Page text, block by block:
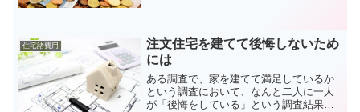
た。今現在ではこの頭金の相場...
住宅諸費用
注文住宅を建てて後悔しないため
には
ある調査で、家を建てて満足しているか
という調査において、なんと二人に一人
が「後悔をしている」という調査結果が